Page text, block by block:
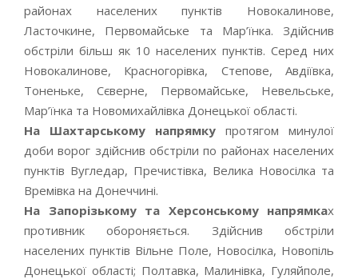
районах населених пунктів Новокалинове,
Ласточкине, Первомайське та Мар’їнка. Здійснив
обстріли більш як 10 населених пунктів. Серед них
Новокалинове, Красногорівка, Степове, Авдіївка,
Тоненьке, Сєверне, Первомайське, Невельське,
Мар’їнка та Новомихайлівка Донецької області.
На Шахтарському напрямку протягом минулої
доби ворог здійснив обстріли по районах населених
пунктів Вугледар, Пречистівка, Велика Новосілка та
Времівка на Донеччині.
На Запорізькому та Херсонському напрямках
противник обороняється. Здійснив обстріли
населених пунктів Вільне Поле, Новосілка, Новопіль
Донецької області; Полтавка, Малинівка, Гуляйполе,